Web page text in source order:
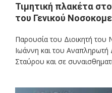
Τιμητική πλακέτα
του Γενικού
Παρουσία του Διοικητή
Ιωάννη και του
Σταύρου και σε